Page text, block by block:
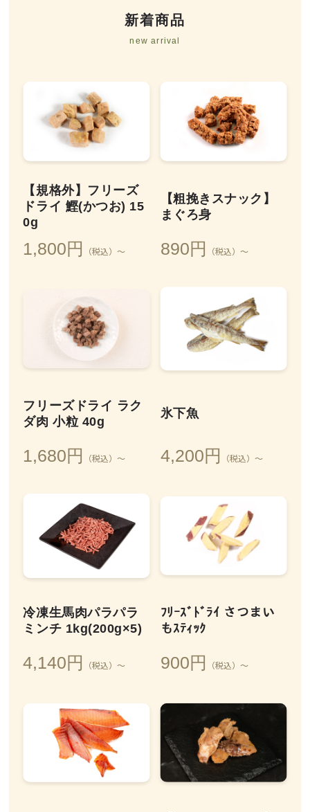
新着商品
new arrival
【規格外】フリーズ
ドライ 鰹(かつお) 15
0g
1,800円 （税込）～
【粗挽きスナック】
まぐろ身
890円 （税込）～
フリーズドライ ラク
ダ肉 小粒 40g
1,680円 （税込）～
氷下魚
4,200円 （税込）～
冷凍生馬肉パラパラ
ミンチ 1kg(200g×5)
4,140円 （税込）～
ﾌﾘｰｽﾞﾄﾞﾗｲ さつまい
もｽﾃｨｯｸ
900円 （税込）～